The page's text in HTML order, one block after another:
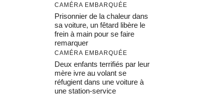
CAMÉRA EMBARQUÉE
Prisonnier de la chaleur dans
sa voiture, un fêtard libère le
frein à main pour se faire
remarquer
CAMÉRA EMBARQUÉE
Deux enfants terrifiés par leur
mère ivre au volant se
réfugient dans une voiture à
une station-service